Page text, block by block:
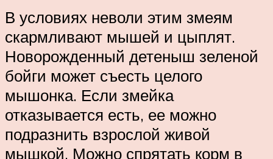
В условиях неволи этим змеям
скармливают мышей и цыплят.
Новорожденный детеныш зеленой
бойги может съесть целого
мышонка. Если змейка
отказывается есть, ее можно
подразнить взрослой живой
мышкой. Можно спрятать корм в